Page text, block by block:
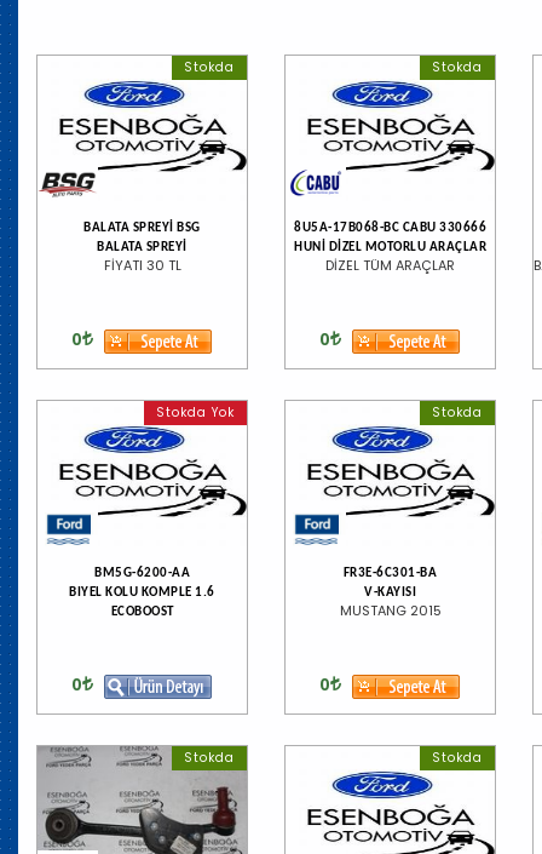
Stokda
BALATA SPREYİ BSG
BALATA SPREYİ
FİYATI 30 TL
0
Stokda
8U5A-17B068-BC CABU 330666
HUNİ DİZEL MOTORLU ARAÇLAR
DİZEL TÜM ARAÇLAR
0
Stokda Yok
BM5G-6200-AA
BIYEL KOLU KOMPLE 1.6
ECOBOOST
0
Stokda
FR3E-6C301-BA
V-KAYISI
MUSTANG 2015
0
Stokda Stokda